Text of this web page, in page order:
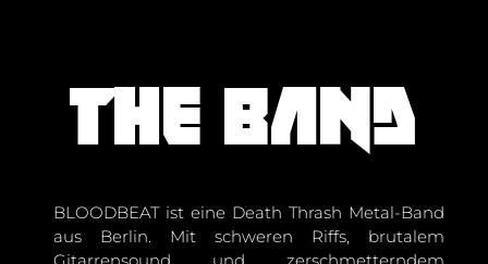
The band
BLOODBEAT ist eine Death Thrash Metal-Band
aus Berlin. Mit schweren Riffs, brutalem